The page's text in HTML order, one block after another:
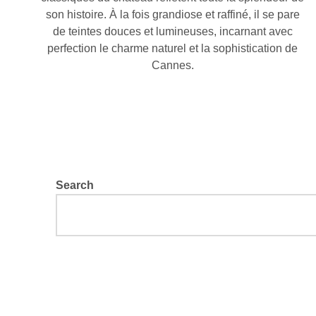
son histoire. À la fois grandiose et raffiné, il se pare
de teintes douces et lumineuses, incarnant avec
perfection le charme naturel et la sophistication de
Cannes.
Search